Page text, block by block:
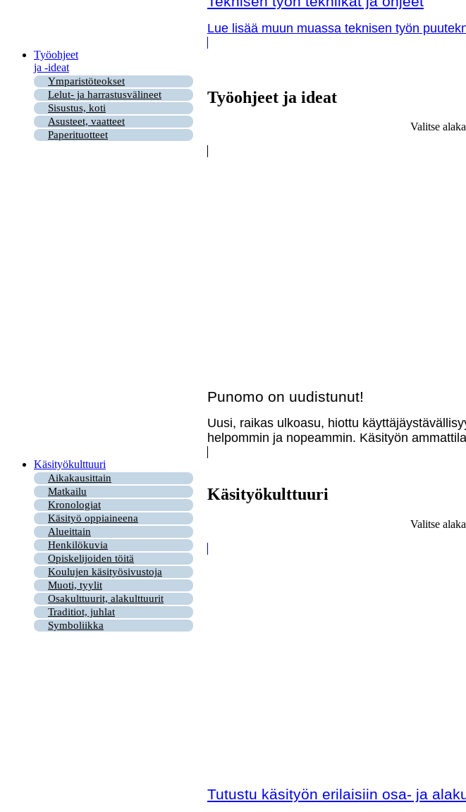
Lue lisää muun muassa teknisen työn
Työohjeet
ja -ideat
Ymparistöteokset
Lelut- ja harrastusvälineet
Sisustus, koti
Asusteet, vaatteet
Paperituotteet
Työohjeet ja ideat
Valitse
Punomo on uudistunut!
Uusi, raikas ulkoasu, hiottu
helpommin ja nopeammin. Käsityön
Käsityökulttuuri
Aikakausittain
Matkailu
Kronologiat
Käsityö oppiaineena
Alueittain
Henkilökuvia
Opiskelijoiden töitä
Koulujen käsityösivustoja
Muoti, tyylit
Osakulttuurit, alakulttuurit
Traditiot, juhlat
Symboliikka
Käsityökulttuuri
Valitse
Tutustu käsityön erilaisiin osa- ja